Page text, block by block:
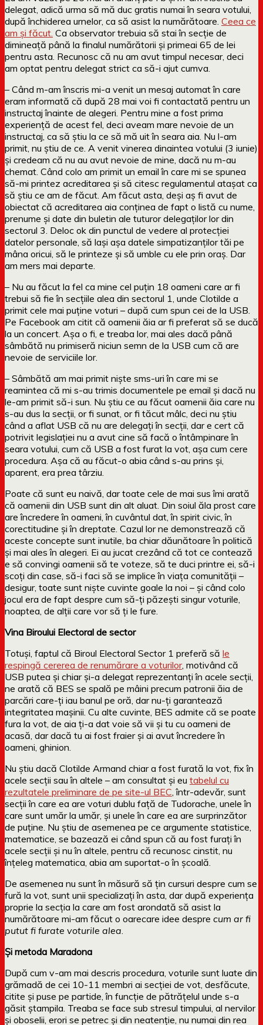
delegat, adică urma să mă duc gratis numai în seara votului,
după închiderea urnelor, ca să asist la numărătoare. Ceea ce
am și făcut. Ca observator trebuia să stai în secție de
dimineață până la finalul numărătorii și primeai 65 de lei
pentru asta. Recunosc că nu am avut timpul necesar, deci
am optat pentru delegat strict ca să-i ajut cumva.
– Când m-am înscris mi-a venit un mesaj automat în care
eram informată că după 28 mai voi fi contactată pentru un
instructaj înainte de alegeri. Pentru mine a fost prima
experiență de acest fel, deci aveam mare nevoie de un
instructaj, ca să știu la ce să mă uit în seara aia. Nu l-am
primit, nu știu de ce. A venit vinerea dinaintea votului (3 iunie)
și credeam că nu au avut nevoie de mine, dacă nu m-au
chemat. Când colo am primit un email în care mi se spunea
să-mi printez acreditarea și să citesc regulamentul atașat ca
să știu ce am de făcut. Am făcut asta, deși aș fi avut de
obiectat că acreditarea aia conținea de fapt o listă cu nume,
prenume și date din buletin ale tuturor delegaților lor din
sectorul 3. Deloc ok din punctul de vedere al protecției
datelor personale, să lași așa datele simpatizanților tăi pe
mâna oricui, să le printeze și să umble cu ele prin oraș. Dar
am mers mai departe.
– Nu au făcut la fel ca mine cel puțin 18 oameni care ar fi
trebui să fie în secțiile alea din sectorul 1, unde Clotilde a
primit cele mai puține voturi – după cum spun cei de la USB.
Pe Facebook am citit că oamenii ăia ar fi preferat să se ducă
la un concert. Așa o fi, e treaba lor, mai ales dacă până
sâmbătă nu primiseră niciun semn de la USB cum că are
nevoie de serviciile lor.
– Sâmbătă am mai primit niște sms-uri în care mi se
reamintea că mi s-au trimis documentele pe email și dacă nu
le-am primit să-i sun. Nu știu ce au făcut oamenii ăia care nu
s-au dus la secții, or fi sunat, or fi tăcut mâlc, deci nu știu
când a aflat USB că nu are delegați în secții, dar e cert că
potrivit legislației nu a avut cine să facă o întâmpinare în
seara votului, cum că USB a fost furat la vot, așa cum cere
procedura. Așa că au făcut-o abia când s-au prins și,
aparent, era prea târziu.
Poate că sunt eu naivă, dar toate cele de mai sus îmi arată
că oamenii din USB sunt din alt aluat. Din soiul ăla prost care
are încredere în oameni, în cuvântul dat, în spirit civic, în
corectitudine și în dreptate. Cazul lor ne demonstrează că
aceste concepte sunt inutile, ba chiar dăunătoare în politică
și mai ales în alegeri. Ei au jucat crezând că tot ce contează
e să convingi oamenii să te voteze, să te duci printre ei, să-i
scoți din case, să-i faci să se implice în viața comunității –
desigur, toate sunt niște cuvinte goale la noi – și când colo
jocul era de fapt despre cum să-ți păzești singur voturile,
noaptea, de alții care vor să ți le fure.
Vina Biroului Electoral de sector
Totuși, faptul că Biroul Electoral Sector 1 preferă să le
respingă cererea de renumărare a voturilor, motivând că
USB putea și chiar și-a delegat reprezentanți în acele secții,
ne arată că BES se spală pe mâini precum patronii ăia de
parcări care-ți iau banul pe oră, dar nu-ți garantează
integritatea mașinii. Cu alte cuvinte, BES admite că se poate
fura la vot, de aia ți-a dat voie să vii și tu cu oameni de
acasă, dar dacă tu ai fost fraier și ai avut încredere în
oameni, ghinion.
Nu știu dacă Clotilde Armand chiar a fost furată la vot, fix în
acele secții sau în altele – am consultat și eu tabelul cu
rezultatele preliminare de pe site-ul BEC , într-adevăr, sunt
secții în care ea are voturi dublu față de Tudorache, unele în
care sunt umăr la umăr, și unele în care ea are surprinzător
de puține. Nu știu de asemenea pe ce argumente statistice,
matematice, se bazează ei când spun că au fost furați în
acele secții și nu în altele, pentru că recunosc cinstit, nu
înțeleg matematica, abia am suportat-o în școală.
De asemenea nu sunt în măsură să țin cursuri despre cum se
fură la vot, sunt unii specializați în asta, dar după experiența
proprie la secția la care am fost arondată să asist la
numărătoare mi-am făcut o oarecare idee despre cum ar fi
putut fi furate voturile alea
Și metoda Maradona
După cum v-am mai descris procedura, voturile sunt luate din
grămadă de cei 10-11 membri ai secției de vot, desfăcute,
citite și puse pe partide, în funcție de pătrățelul unde s-a
găsit ștampila. Treaba se face sub stresul timpului, al nervilor
și oboselii, erori se petrec și din neatenție, nu numai din rea